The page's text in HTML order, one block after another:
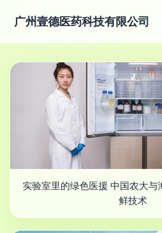
广州壹德医药科技有限公司
实验室里的绿色医援 中国农大
鲜技术